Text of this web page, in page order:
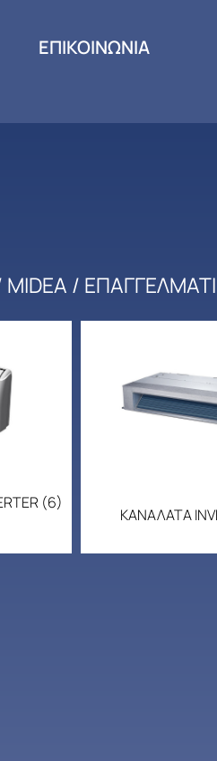
ΕΠΙΚΟΙΝΩΝΙΑ
MIDEA /
(6)
ΚΑΝΑΛΑΤΑ